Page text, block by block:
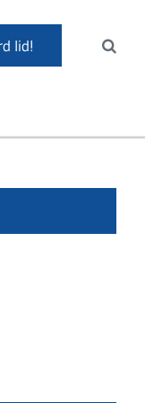
lid!